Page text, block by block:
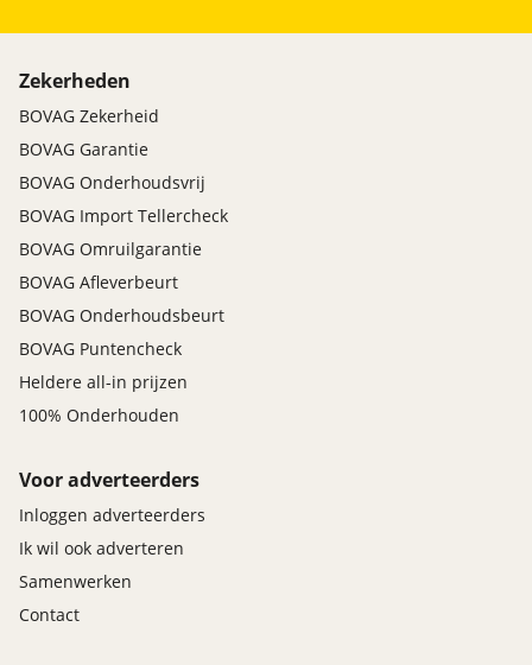
Zekerheden
BOVAG Zekerheid
BOVAG Garantie
BOVAG Onderhoudsvrij
BOVAG Import Tellercheck
BOVAG Omruilgarantie
BOVAG Afleverbeurt
BOVAG Onderhoudsbeurt
BOVAG Puntencheck
Heldere all-in prijzen
100% Onderhouden
Voor adverteerders
Inloggen adverteerders
Ik wil ook adverteren
Samenwerken
Contact